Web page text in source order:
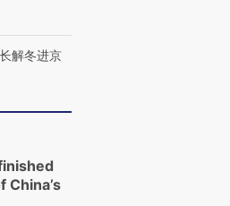
解冬进京
China’s